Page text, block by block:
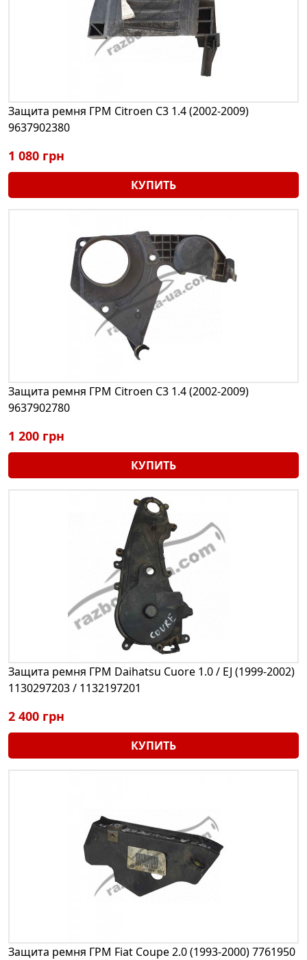
Защита ремня ГРМ Citroen C3 1.4 (2002-2009)
9637902380
1 080 грн
КУПИТЬ
Защита ремня ГРМ Citroen C3 1.4 (2002-2009)
9637902780
1 200 грн
КУПИТЬ
Защита ремня ГРМ Daihatsu Cuore 1.0 / EJ (1999-2002)
1130297203 / 1132197201
2 400 грн
КУПИТЬ
Защита ремня ГРМ Fiat Coupe 2.0 (1993-2000) 7761950